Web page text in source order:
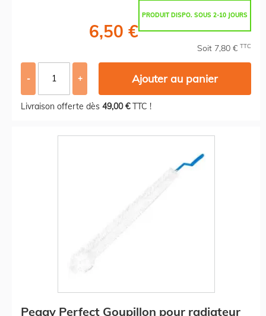
PRODUIT DISPO. SOUS 2-10 JOURS
6,50 €
Soit 7,80 € TTC
- + Ajouter au panier
Livraison offerte dès 49,00 €TTC !
Peggy Perfect Goupillon pour radiateur